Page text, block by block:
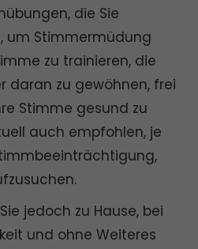
die Sie
um Stimmermüdung
zu trainieren, die
daran zu gewöhnen, frei
Stimme gesund zu
auch empfohlen, je
jedoch zu Hause, bei
und ohne Weiteres